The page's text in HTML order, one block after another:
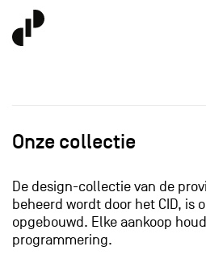
Onze collectie
De design-collectie van de
beheerd wordt door het CID, is
opgebouwd. Elke aankoop
programmering.